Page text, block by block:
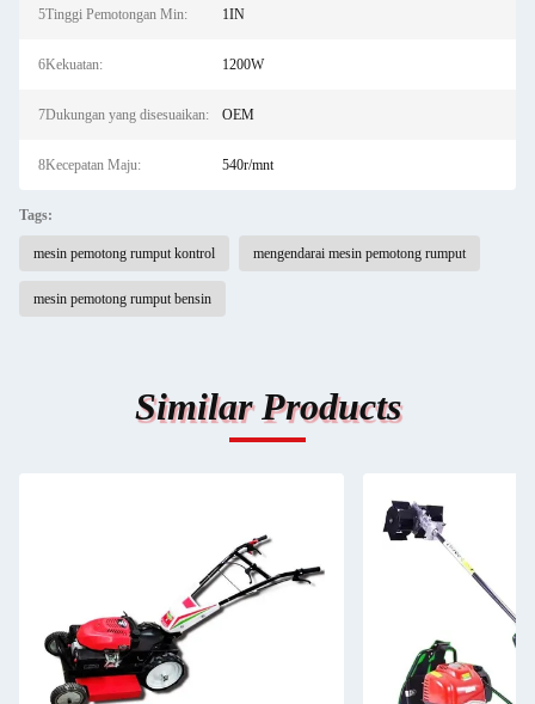
5Tinggi Pemotongan Min: 1IN
6Kekuatan: 1200W
7Dukungan yang disesuaikan: OEM
8Kecepatan Maju: 540r/mnt
Tags:
mesin pemotong rumput kontrol mengendarai mesin pemotong rumput
mesin pemotong rumput bensin
Similar Products